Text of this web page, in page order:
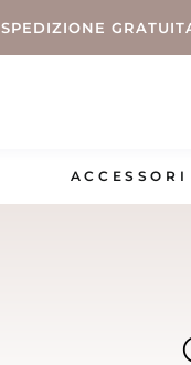
SPEDIZIONE
ACCESSORI